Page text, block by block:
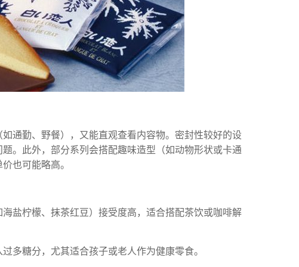
通勤、野餐），又能直观查看内容物。密封性较好的设
。此外，部分系列会搭配趣味造型（如动物形状或卡通
也可能略高。
盐柠檬、抹茶红豆）接受度高，适合搭配茶饮或咖啡解
多糖分，尤其适合孩子或老人作为健康零食。